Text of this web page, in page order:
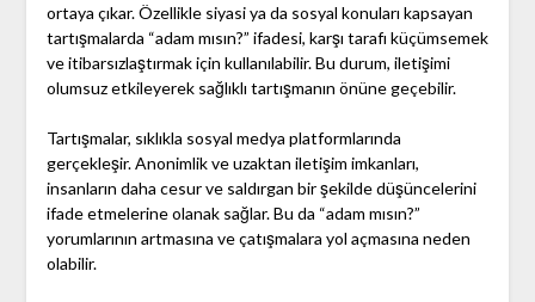
ortaya çıkar. Özellikle siyasi ya da sosyal konuları kapsayan
tartışmalarda “adam mısın?” ifadesi, karşı tarafı küçümsemek
ve itibarsızlaştırmak için kullanılabilir. Bu durum, iletişimi
olumsuz etkileyerek sağlıklı tartışmanın önüne geçebilir.
Tartışmalar, sıklıkla sosyal medya platformlarında
gerçekleşir. Anonimlik ve uzaktan iletişim imkanları,
insanların daha cesur ve saldırgan bir şekilde düşüncelerini
ifade etmelerine olanak sağlar. Bu da “adam mısın?”
yorumlarının artmasına ve çatışmalara yol açmasına neden
olabilir.